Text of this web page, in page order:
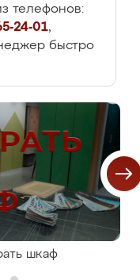
телефонов:
24-01,
быстро
шкаф